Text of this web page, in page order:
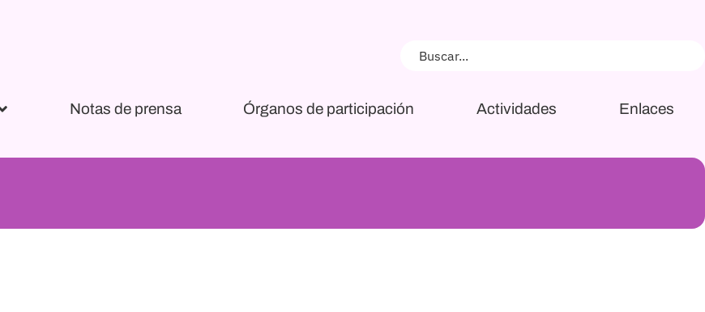
Notas de prensa Órganos de participación Actividades Enlaces